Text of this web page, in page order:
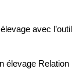
avec l’outil
élevage Relation